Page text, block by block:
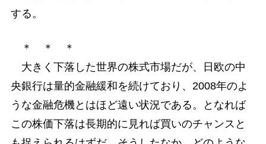
する。
＊ ＊ ＊
大きく下落した世界の株式市場だが、日欧の中
央銀行は量的金融緩和を続けており、2008年のよ
うな金融危機とはほど遠い状況である。となれば
この株価下落は長期的に見れば買いのチャンスと